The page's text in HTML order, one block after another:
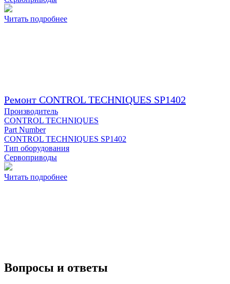
Читать подробнее
Ремонт CONTROL TECHNIQUES SP1402
Производитель
CONTROL TECHNIQUES
Part Number
CONTROL TECHNIQUES SP1402
Тип оборудования
Сервоприводы
Читать подробнее
Вопросы и ответы